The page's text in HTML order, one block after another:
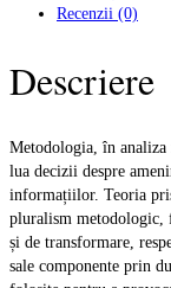
Recenzii (0)
Descriere
Metodologia, în
lua decizii despre
informațiilor. Teoria
pluralism metodologic,
și de transformare,
sale componente prin